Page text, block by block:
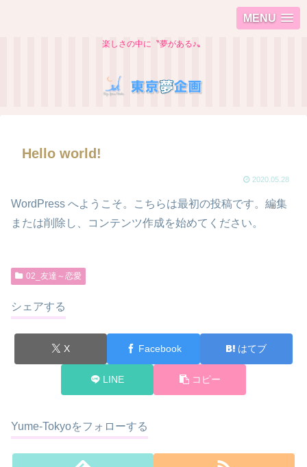
MENU
楽しさの中に〝夢がある♪〟
Hello world!
2020.05.28
WordPress へようこそ。こちらは最初の投稿です。編集
または削除し、コンテンツ作成を始めてください。
02_友達～恋愛
シェアする
X Facebook はてブ
LINE コピー
Yume-Tokyoをフォローする